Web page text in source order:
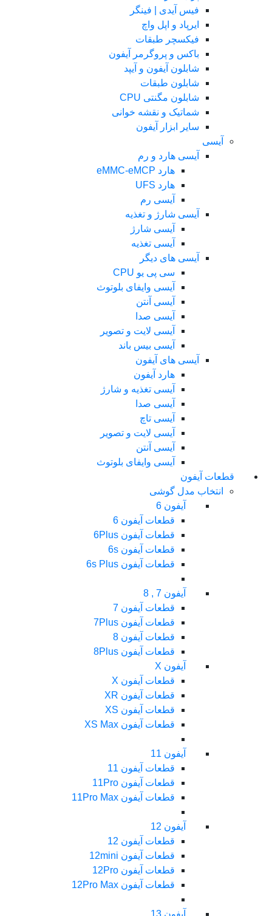
فیس آیدی | فینگر
ایرپاد و اپل واچ
فیکسچر طبقات
باکس و پروگرمر آیفون
شابلون آیفون و آیپد
شابلون طبقات
شابلون مگنتی CPU
شماتیک و نقشه خوانی
سایر ابزار آیفون
آیسی
آیسی هارد و رم
هارد eMMC-eMCP
هارد UFS
آیسی رم
آیسی شارژ و تغذیه
آیسی شارژ
آیسی تغذیه
آیسی های دیگر
سی پی یو CPU
آیسی وایفای بلوتوث
آیسی آنتن
آیسی صدا
آیسی لایت و تصویر
آیسی بیس باند
آیسی های آیفون
هارد آیفون
آیسی تغذیه و شارژ
آیسی صدا
آیسی تاچ
آیسی لایت و تصویر
آیسی آنتن
آیسی وایفای بلوتوث
قطعات آیفون
انتخاب مدل گوشی
آیفون 6
قطعات آیفون 6
قطعات آیفون 6Plus
قطعات آیفون 6s
قطعات آیفون 6s Plus
آیفون 7 , 8
قطعات آیفون 7
قطعات آیفون 7Plus
قطعات آیفون 8
قطعات آیفون 8Plus
آیفون X
قطعات آیفون X
قطعات آیفون XR
قطعات آیفون XS
قطعات آیفون XS Max
آیفون 11
قطعات آیفون 11
قطعات آیفون 11Pro
قطعات آیفون 11Pro Max
آیفون 12
قطعات آیفون 12
قطعات آیفون 12mini
قطعات آیفون 12Pro
قطعات آیفون 12Pro Max
آیفون 13